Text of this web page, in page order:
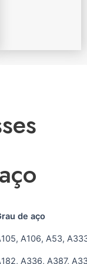
de aço
A106, A53,
A336, A387,